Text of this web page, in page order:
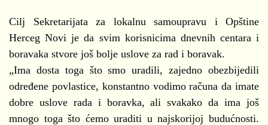
Cilj Sekretarijata za lokalnu samoupravu i Opštine
Herceg Novi je da svim korisnicima dnevnih centara i
boravaka stvore još bolje uslove za rad i boravak.
„Ima dosta toga što smo uradili, zajedno obezbijedili
određene povlastice, konstantno vodimo računa da imate
dobre uslove rada i boravka, ali svakako da ima još
mnogo toga što ćemo uraditi u najskorijoj budućnosti.